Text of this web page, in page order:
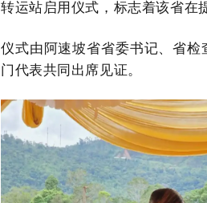
转运站启用仪式，标志着该省在
仪式由阿速坡省省委书记、省
门代表共同出席见证。